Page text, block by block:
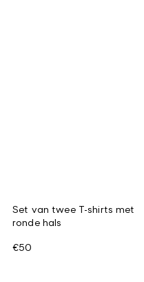
Set van twee T-shirts met
ronde hals
€50